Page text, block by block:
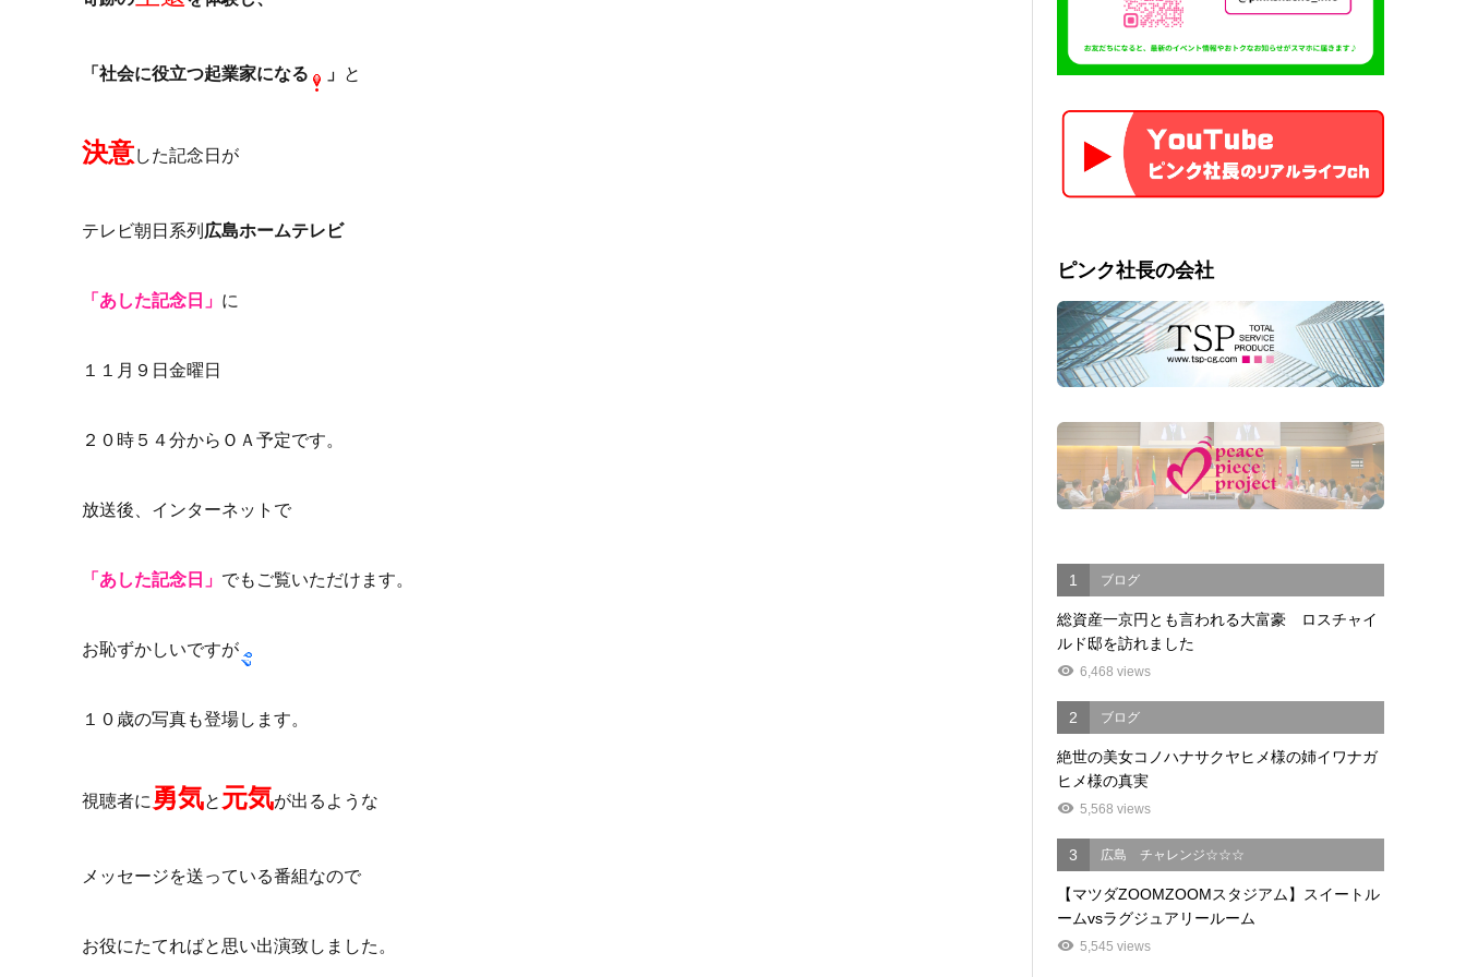
「社会に役立つ起業家になる 」 と
決意した記念日が
テレビ朝日系列 広島ホームテレビ
「あした記念日」 に
１１月９日金曜日
２０時５４分からＯＡ予定です。
放送後、インターネットで
「あした記念日」 でもご覧いただけます。
お恥ずかしいですが
１０歳の写真も登場します。
視聴者に 勇気と 元気が出るような
メッセージを送っている番組なので
お役にたてればと思い出演致しました。
ピンク社長の会社
1 ブログ
総資産一京円とも言われる大富豪 ロスチャイ
ルド邸を訪れました
6,468 views
2 ブログ
絶世の美女コノハナサクヤヒメ様の姉イワナガ
ヒメ様の真実
5,568 views
3 広島 チャレンジ☆☆☆
【マツダZOOMZOOMスタジアム】スイートル
ームvsラグジュアリールーム
5,545 views